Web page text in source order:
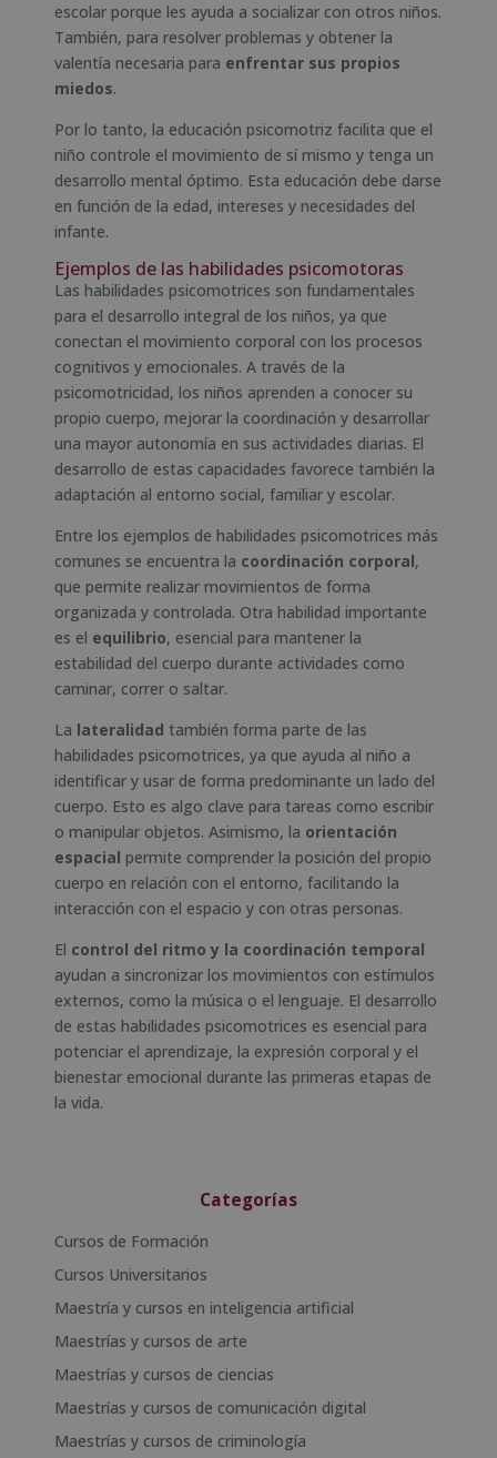
escolar porque les ayuda a socializar con otros niños.
También, para resolver problemas y obtener la
valentía necesaria para enfrentar sus propios
miedos.
Por lo tanto, la educación psicomotriz facilita que el
niño controle el movimiento de sí mismo y tenga un
desarrollo mental óptimo. Esta educación debe darse
en función de la edad, intereses y necesidades del
infante.
Ejemplos de las habilidades psicomotoras
Las habilidades psicomotrices son fundamentales
para el desarrollo integral de los niños, ya que
conectan el movimiento corporal con los procesos
cognitivos y emocionales. A través de la
psicomotricidad, los niños aprenden a conocer su
propio cuerpo, mejorar la coordinación y desarrollar
una mayor autonomía en sus actividades diarias. El
desarrollo de estas capacidades favorece también la
adaptación al entorno social, familiar y escolar.
Entre los ejemplos de habilidades psicomotrices más
comunes se encuentra la coordinación corporal,
que permite realizar movimientos de forma
organizada y controlada. Otra habilidad importante
es el equilibrio, esencial para mantener la
estabilidad del cuerpo durante actividades como
caminar, correr o saltar.
La lateralidad también forma parte de las
habilidades psicomotrices, ya que ayuda al niño a
identificar y usar de forma predominante un lado del
cuerpo. Esto es algo clave para tareas como escribir
o manipular objetos. Asimismo, la orientación
espacial permite comprender la posición del propio
cuerpo en relación con el entorno, facilitando la
interacción con el espacio y con otras personas.
El control del ritmo y la coordinación temporal
ayudan a sincronizar los movimientos con estímulos
externos, como la música o el lenguaje. El desarrollo
de estas habilidades psicomotrices es esencial para
potenciar el aprendizaje, la expresión corporal y el
bienestar emocional durante las primeras etapas de
la vida.
Categorías
Cursos de Formación
Cursos Universitarios
Maestría y cursos en inteligencia artificial
Maestrías y cursos de arte
Maestrías y cursos de ciencias
Maestrías y cursos de comunicación digital
Maestrías y cursos de criminología